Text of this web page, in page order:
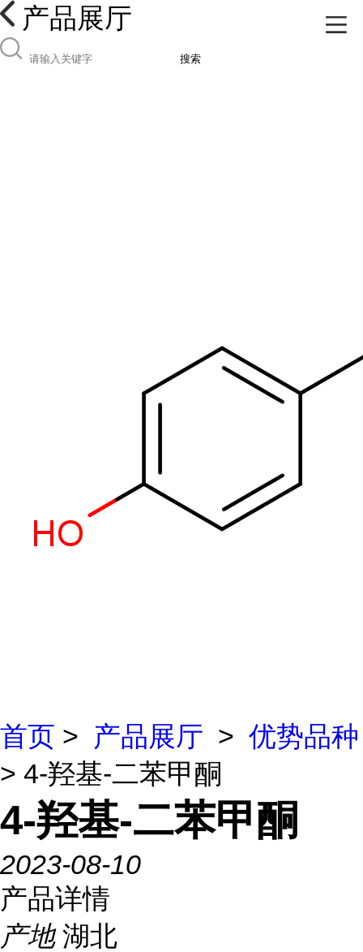
产品展厅
搜索
首页 > 产品展厅 > 优势品种
> 4-羟基-二苯甲酮
4-羟基-二苯甲酮
2023-08-10
产品详情
产地 湖北